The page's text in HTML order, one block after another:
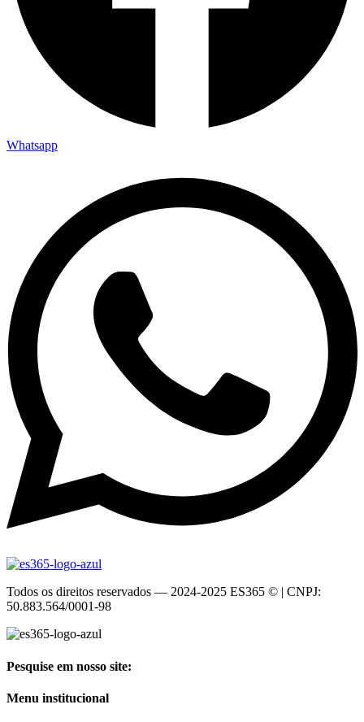
Whatsapp
Todos os direitos reservados — 2024-2025 ES365 © | CNPJ:
50.883.564/0001-98
Pesquise em nosso site:
Menu institucional